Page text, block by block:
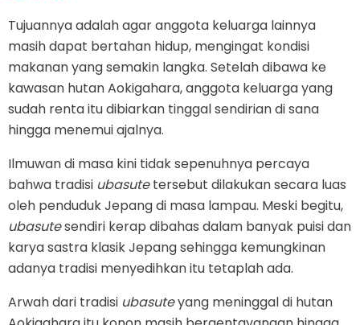
Tujuannya adalah agar anggota keluarga lainnya
masih dapat bertahan hidup, mengingat kondisi
makanan yang semakin langka. Setelah dibawa ke
kawasan hutan Aokigahara, anggota keluarga yang
sudah renta itu dibiarkan tinggal sendirian di sana
hingga menemui ajalnya.
Ilmuwan di masa kini tidak sepenuhnya percaya
bahwa tradisi ubasutetersebut dilakukan secara luas
oleh penduduk Jepang di masa lampau. Meski begitu,
ubasutesendiri kerap dibahas dalam banyak puisi dan
karya sastra klasik Jepang sehingga kemungkinan
adanya tradisi menyedihkan itu tetaplah ada.
Arwah dari tradisi ubasuteyang meninggal di hutan